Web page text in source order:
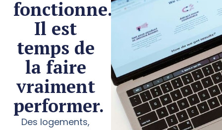
fonctionne.
Il est
temps de
la faire
vraiment
performer.
Des logements,